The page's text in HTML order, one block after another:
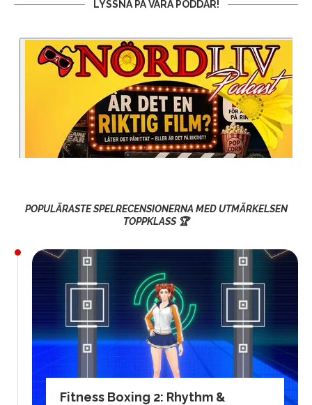
LYSSNA PÅ VÅRA PODDAR!
POPULÄRASTE SPELRECENSIONERNA MED UTMÄRKELSEN
TOPPKLASS 🏆
Fitness Boxing 2: Rhythm &